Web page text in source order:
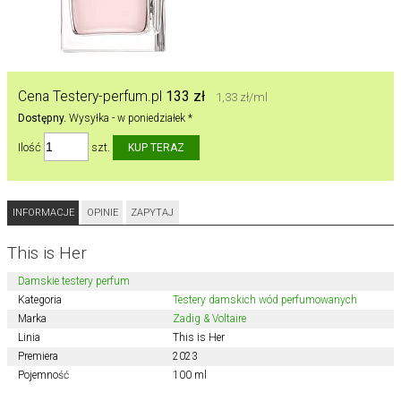
Cena Testery-perfum.pl 133 zł 1,33 zł/ml
Dostępny. Wysyłka - w poniedziałek *
Ilość szt.
INFORMACJE OPINIE ZAPYTAJ
This is Her
Damskie testery perfum
Kategoria
Testery damskich wód perfumowanych
Marka
Zadig & Voltaire
Linia
This is Her
Premiera
2023
Pojemność
100 ml